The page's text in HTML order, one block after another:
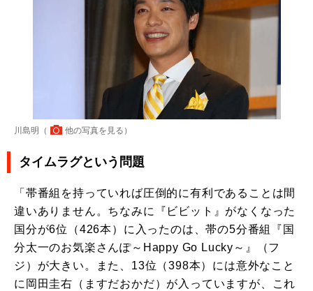
川島明（ 他の写真を見る ）
タイムラグという問題
「帯番組を持っていれば圧倒的に有利であることは間
違いありません。ちなみに『ビビット』がなくなった
国分が6位（426本）に入ったのは、帯の5分番組『国
分太一のお気楽さんぽ～Happy Go Lucky～』（フ
ジ）が大きい。また、13位（398本）には意外なこと
に岡田圭右（ますだおかだ）が入っていますが、これ